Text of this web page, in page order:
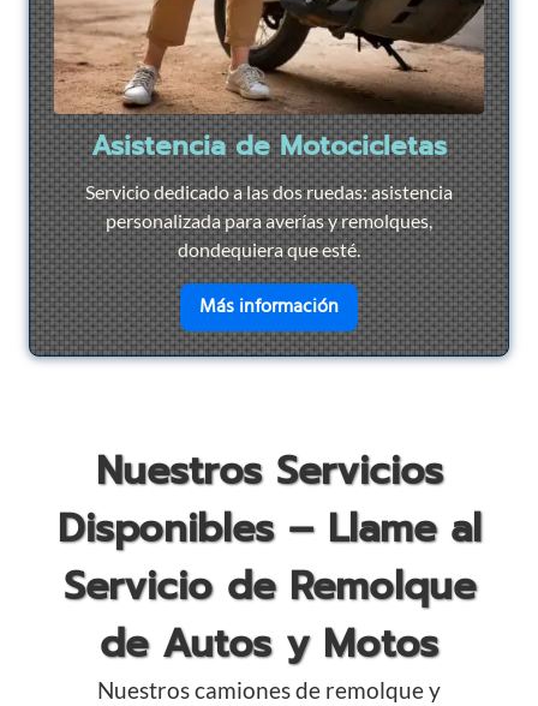
Asistencia de Motocicletas
Servicio dedicado a las dos ruedas: asistencia
personalizada para averías y remolques,
dondequiera que esté.
Más informaciónen savoir plus sur
Nuestros Servicios
Disponibles – Llame al
Servicio de Remolque
de Autos y Motos
Nuestros camiones de remolque y